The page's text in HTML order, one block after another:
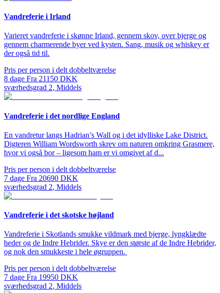
Vandreferie i Irland
Varieret vandreferie i skønne Irland, gennem skov, over bjerge og
gennem charmerende byer ved kysten. Sang, musik og whiskey er
der også tid til.
Pris per person i delt dobbeltværelse
8 dage Fra 21150 DKK
sværhedsgrad 2, Middels
Vandreferie i det nordlige England
En vandretur langs Hadrian’s Wall og i det idylliske Lake District.
Digteren William Wordsworth skrev om naturen omkring Grasmere,
hvor vi også bor – ligesom ham er vi omgivet af d...
Pris per person i delt dobbeltværelse
7 dage Fra 20690 DKK
sværhedsgrad 2, Middels
Vandreferie i det skotske højland
Vandreferie i Skotlands smukke vildmark med bjerge, lyngklædte
heder og de Indre Hebrider. Skye er den største af de Indre Hebrider,
og nok den smukkeste i hele øgruppen.
Pris per person i delt dobbeltværelse
7 dage Fra 19950 DKK
sværhedsgrad 2, Middels